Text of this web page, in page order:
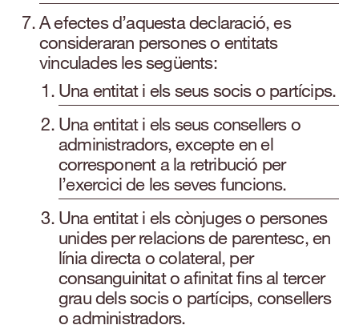
A efectes d’aquesta declaració, es
consideraran persones o entitats
vinculades les següents:
Una entitat i els seus socis o partícips.
Una entitat i els seus consellers o
administradors, excepte en el
corresponent a la retribució per
l’exercici de les seves funcions.
Una entitat i els cònjuges o persones
unides per relacions de parentesc, en
línia directa o colateral, per
consanguinitat o afinitat fins al tercer
grau dels socis o partícips, consellers
o administradors.